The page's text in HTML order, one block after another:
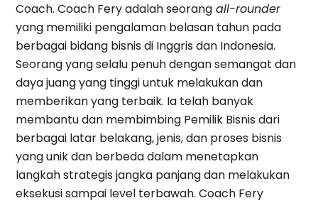
Coach. Coach Fery adalah seorang all-rounder
yang memiliki pengalaman belasan tahun pada
berbagai bidang bisnis di Inggris dan Indonesia.
Seorang yang selalu penuh dengan semangat dan
daya juang yang tinggi untuk melakukan dan
memberikan yang terbaik. Ia telah banyak
membantu dan membimbing Pemilik Bisnis dari
berbagai latar belakang, jenis, dan proses bisnis
yang unik dan berbeda dalam menetapkan
langkah strategis jangka panjang dan melakukan
eksekusi sampai level terbawah. Coach Fery